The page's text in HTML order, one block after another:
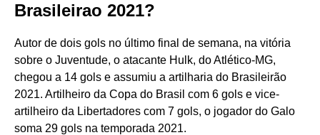
Brasileirao 2021?
Autor de dois gols no último final de semana, na vitória
sobre o Juventude, o atacante Hulk, do Atlético-MG,
chegou a 14 gols e assumiu a artilharia do Brasileirão
2021. Artilheiro da Copa do Brasil com 6 gols e vice-
artilheiro da Libertadores com 7 gols, o jogador do Galo
soma 29 gols na temporada 2021.